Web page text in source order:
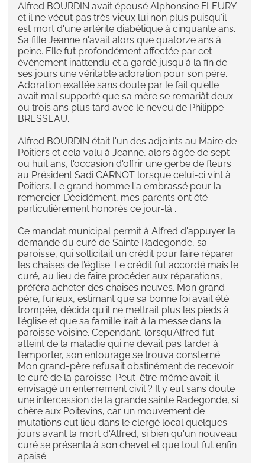
Alfred BOURDIN avait épousé Alphonsine FLEURY
et il ne vécut pas très vieux lui non plus puisqu'il
est mort d'une artérite diabétique à cinquante ans.
Sa fille Jeanne n'avait alors que quatorze ans à
peine. Elle fut profondément affectée par cet
événement inattendu et a gardé jusqu'à la fin de
ses jours une véritable adoration pour son père.
Adoration exaltée sans doute par le fait qu'elle
avait mal supporté que sa mère se remariât deux
ou trois ans plus tard avec le neveu de Philippe
BRESSEAU.
Alfred BOURDIN était l'un des adjoints au Maire de
Poitiers et cela valu à Jeanne, alors âgée de sept
ou huit ans, l'occasion d'offrir une gerbe de fleurs
au Président Sadi CARNOT lorsque celui-ci vint à
Poitiers. Le grand homme l'a embrassé pour la
remercier. Décidément, mes parents ont été
particulièrement honorés ce jour-là ...
Ce mandat municipal permit à Alfred d'appuyer la
demande du curé de Sainte Radegonde, sa
paroisse, qui sollicitait un crédit pour faire réparer
les chaises de l'église. Le crédit fut accordé mais le
curé, au lieu de faire procéder aux réparations,
préféra acheter des chaises neuves. Mon grand-
père, furieux, estimant que sa bonne foi avait été
trompée, décida qu'il ne mettrait plus les pieds à
l'église et que sa famille irait à la messe dans la
paroisse voisine. Cependant, lorsqu’Alfred fut
atteint de la maladie qui ne devait pas tarder à
l'emporter, son entourage se trouva consterné.
Mon grand-père refusait obstinément de recevoir
le curé de la paroisse. Peut-être même avait-il
envisagé un enterrement civil ? Il y eut sans doute
une intercession de la grande sainte Radegonde, si
chère aux Poitevins, car un mouvement de
mutations eut lieu dans le clergé local quelques
jours avant la mort d'Alfred, si bien qu'un nouveau
curé se présenta à son chevet et que tout fut enfin
apaisé.